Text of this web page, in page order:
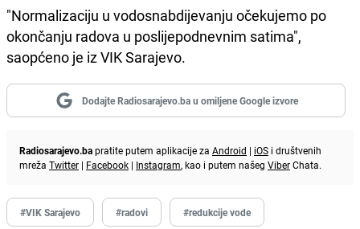
"Normalizaciju u vodosnabdijevanju očekujemo po
okončanju radova u poslijepodnevnim satima",
saopćeno je iz VIK Sarajevo.
Dodajte Radiosarajevo.ba u omiljene Google izvore
Radiosarajevo.bapratite putem aplikacije za Android | iOS i društvenih
mreža Twitter | Facebook | Instagram, kao i putem našeg ViberChata.
#VIK Sarajevo #radovi #redukcije vode